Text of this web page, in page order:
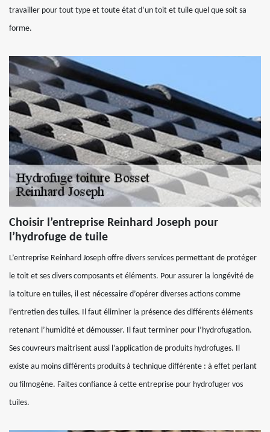
travailler pour tout type et toute état d’un toit et tuile quel que soit sa
forme.
Choisir l’entreprise Reinhard Joseph pour
l’hydrofuge de tuile
L’entreprise Reinhard Joseph offre divers services permettant de protéger
le toit et ses divers composants et éléments. Pour assurer la longévité de
la toiture en tuiles, il est nécessaire d’opérer diverses actions comme
l’entretien des tuiles. Il faut éliminer la présence des différents éléments
retenant l’humidité et démousser. Il faut terminer pour l’hydrofugation.
Ses couvreurs maitrisent aussi l’application de produits hydrofuges. Il
existe au moins différents produits à technique différente : à effet perlant
ou filmogène. Faites confiance à cette entreprise pour hydrofuger vos
tuiles.